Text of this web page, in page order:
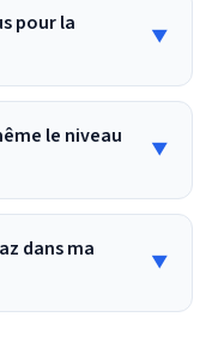
pour la
▼
le niveau
▼
dans ma
▼